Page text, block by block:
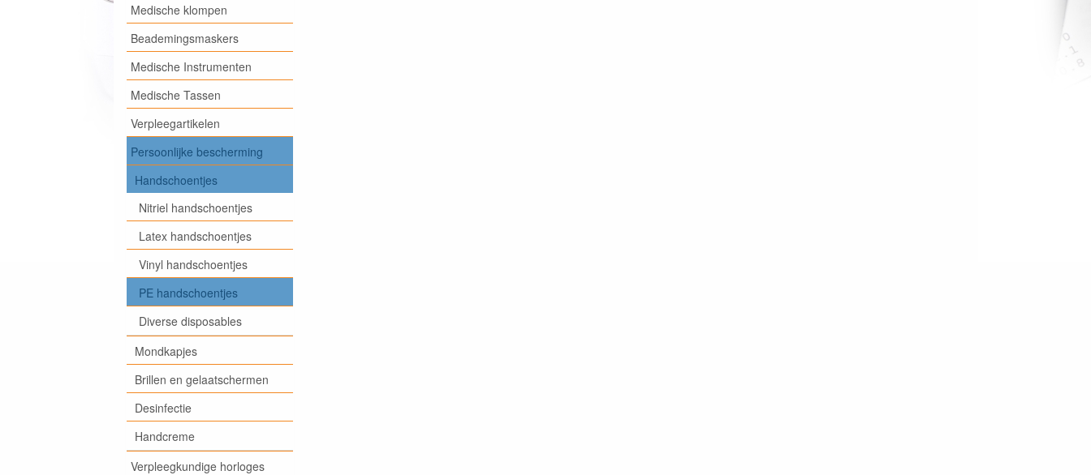
Medische klompen
Beademingsmaskers
Medische Instrumenten
Medische Tassen
Verpleegartikelen
Persoonlijke bescherming
Handschoentjes
Nitriel handschoentjes
Latex handschoentjes
Vinyl handschoentjes
PE handschoentjes
Diverse disposables
Mondkapjes
Brillen en gelaatschermen
Desinfectie
Handcreme
Verpleegkundige horloges